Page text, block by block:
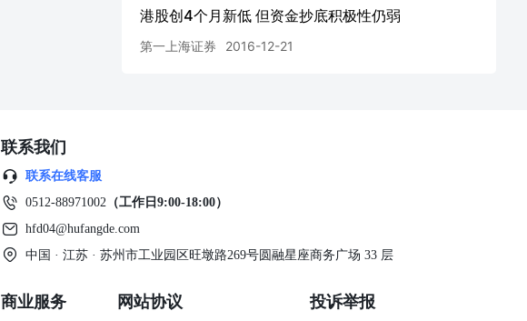
港股创4个月新低 但资金抄底积极性仍弱
第一上海证券 2016-12-21
联系我们
联系在线客服
0512-88971002 （工作日9:00-18:00）
hfd04@hufangde.com
中国 · 江苏 · 苏州市工业园区旺墩路269号圆融星座商务广场 33 层
商业服务 网站协议 投诉举报